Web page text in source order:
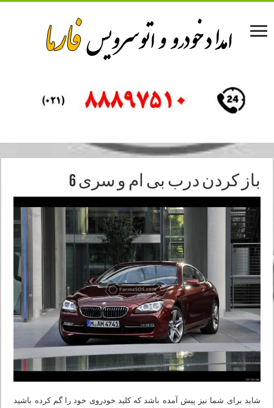
باز کردن درب بی ام و سری 6
شاید برای شما نیز پیش آمده باشد که کلید خودروی خود را گم کرده باشید